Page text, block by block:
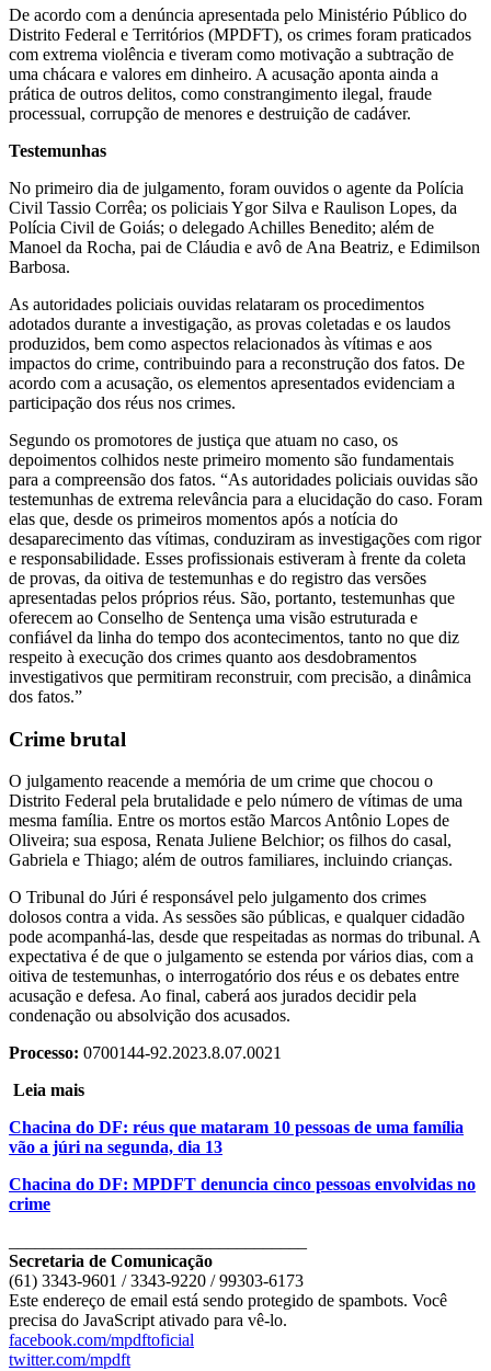
De acordo com a denúncia apresentada pelo Ministério Público do
Distrito Federal e Territórios (MPDFT), os crimes foram praticados
com extrema violência e tiveram como motivação a subtração de
uma chácara e valores em dinheiro. A acusação aponta ainda a
prática de outros delitos, como constrangimento ilegal, fraude
processual, corrupção de menores e destruição de cadáver.
Testemunhas
No primeiro dia de julgamento, foram ouvidos o agente da Polícia
Civil Tassio Corrêa; os policiais Ygor Silva e Raulison Lopes, da
Polícia Civil de Goiás; o delegado Achilles Benedito; além de
Manoel da Rocha, pai de Cláudia e avô de Ana Beatriz, e Edimilson
Barbosa.
As autoridades policiais ouvidas relataram os procedimentos
adotados durante a investigação, as provas coletadas e os laudos
produzidos, bem como aspectos relacionados às vítimas e aos
impactos do crime, contribuindo para a reconstrução dos fatos. De
acordo com a acusação, os elementos apresentados evidenciam a
participação dos réus nos crimes.
Segundo os promotores de justiça que atuam no caso, os
depoimentos colhidos neste primeiro momento são fundamentais
para a compreensão dos fatos. “As autoridades policiais ouvidas são
testemunhas de extrema relevância para a elucidação do caso. Foram
elas que, desde os primeiros momentos após a notícia do
desaparecimento das vítimas, conduziram as investigações com rigor
e responsabilidade. Esses profissionais estiveram à frente da coleta
de provas, da oitiva de testemunhas e do registro das versões
apresentadas pelos próprios réus. São, portanto, testemunhas que
oferecem ao Conselho de Sentença uma visão estruturada e
confiável da linha do tempo dos acontecimentos, tanto no que diz
respeito à execução dos crimes quanto aos desdobramentos
investigativos que permitiram reconstruir, com precisão, a dinâmica
dos fatos.”
Crime brutal
O julgamento reacende a memória de um crime que chocou o
Distrito Federal pela brutalidade e pelo número de vítimas de uma
mesma família. Entre os mortos estão Marcos Antônio Lopes de
Oliveira; sua esposa, Renata Juliene Belchior; os filhos do casal,
Gabriela e Thiago; além de outros familiares, incluindo crianças.
O Tribunal do Júri é responsável pelo julgamento dos crimes
dolosos contra a vida. As sessões são públicas, e qualquer cidadão
pode acompanhá-las, desde que respeitadas as normas do tribunal. A
expectativa é de que o julgamento se estenda por vários dias, com a
oitiva de testemunhas, o interrogatório dos réus e os debates entre
acusação e defesa. Ao final, caberá aos jurados decidir pela
condenação ou absolvição dos acusados.
Processo: 0700144-92.2023.8.07.0021
Leia mais
Chacina do DF: réus que mataram 10 pessoas de uma família
vão a júri na segunda, dia 13
Chacina do DF: MPDFT denuncia cinco pessoas envolvidas no
crime
Secretaria de Comunicação
(61) 3343-9601 / 3343-9220 / 99303-6173
Este endereço de email está sendo protegido de spambots. Você
precisa do JavaScript ativado para vê-lo.
facebook.com/mpdftoficial
twitter.com/mpdft